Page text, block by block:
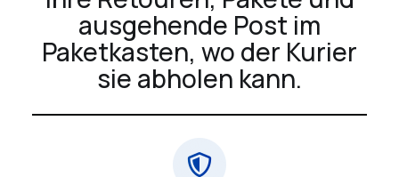
ausgehende Post im
Paketkasten, wo der Kurier
sie abholen kann.